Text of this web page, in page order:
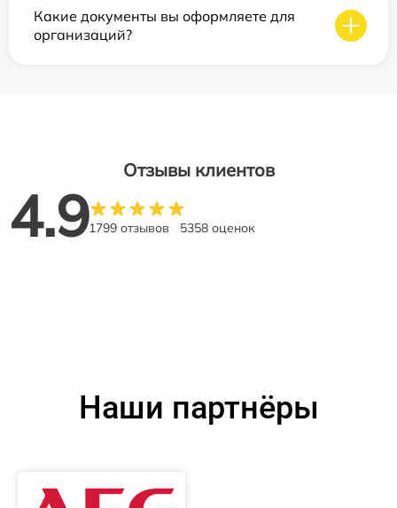
Какие документы вы оформляете для
организаций?
Отзывы клиентов
4.91799 отзывов 5358 оценок
Наши партнёры